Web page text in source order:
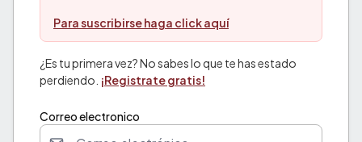
Para suscribirse haga click aquí
¿Es tu primera vez? No sabes lo que te has estado
perdiendo. ¡Registrate gratis!
Correo electronico